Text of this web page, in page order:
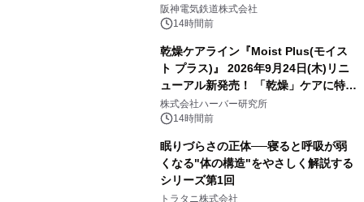
発売決定！
阪神電気鉄道株式会社
14時間前
乾燥ケアライン『Moist Plus(モイス
ト プラス)』 2026年9月24日(木)リニ
ューアル新発売！ 「乾燥」ケアに特化
し、ライン使いで潤いに満ちた肌へ
株式会社ハーバー研究所
14時間前
眠りづらさの正体──寝ると呼吸が弱
くなる"体の構造"をやさしく解説する
シリーズ第1回
トラタニ株式会社